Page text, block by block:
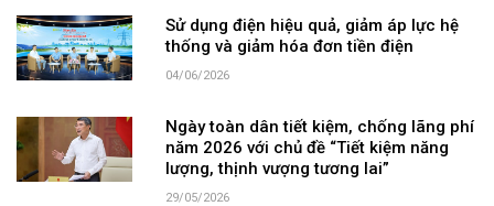
Sử dụng điện hiệu quả, giảm áp lực hệ
thống và giảm hóa đơn tiền điện
04/06/2026
Ngày toàn dân tiết kiệm, chống lãng phí
năm 2026 với chủ đề “Tiết kiệm năng
lượng, thịnh vượng tương lai”
29/05/2026